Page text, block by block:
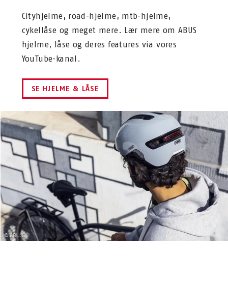
Cityhjelme, road-hjelme, mtb-hjelme,
cykellåse og meget mere. Lær mere om ABUS
hjelme, låse og deres features via vores
YouTube-kanal.
SE HJELME & LÅSE